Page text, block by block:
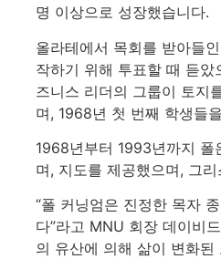
명 이상으로 성장했습니다.
올라테에서 목회를 받아들
작하기 위해 투표할 때 듣았
즈니스 리더의 그룹이 토지
며, 1968년 첫 번째 학생들
1968년부터 1993년까지 폴
며, 지도를 제공했으며, 그
“폴 커닝엄은 진정한 목자
다”라고 MNU 회장 데이비
의 유산에 의해 삶이 변화된